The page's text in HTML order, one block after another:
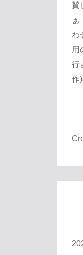
賛
ぁ
わ
用
行
作